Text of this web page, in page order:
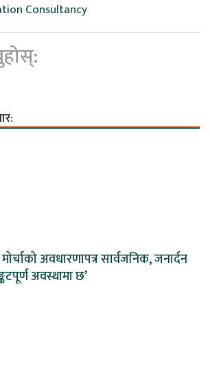
अवधारणापत्र सार्वजनिक, जनार्दन
अवस्थामा छ’